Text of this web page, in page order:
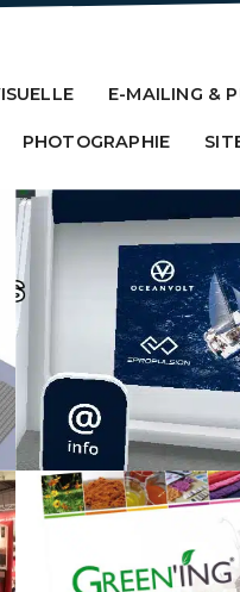
E-MAILING &
PHOTOGRAPHIE
SALON
IMPRIMÉS
E-